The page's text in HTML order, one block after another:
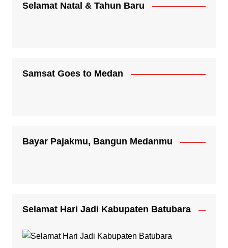
Selamat Natal & Tahun Baru
Samsat Goes to Medan
Bayar Pajakmu, Bangun Medanmu
Selamat Hari Jadi Kabupaten Batubara